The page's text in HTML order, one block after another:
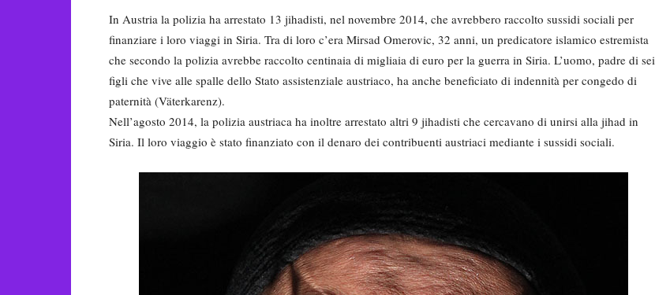
In Austria la polizia ha arrestato 13 jihadisti, nel novembre 2014, che avrebbero raccolto sussidi sociali per
finanziare i loro viaggi in Siria. Tra di loro c’era Mirsad Omerovic, 32 anni, un predicatore islamico estremista
che secondo la polizia avrebbe raccolto centinaia di migliaia di euro per la guerra in Siria. L’uomo, padre di sei
figli che vive alle spalle dello Stato assistenziale austriaco, ha anche beneficiato di indennità per congedo di
paternità (Väterkarenz).
Nell’agosto 2014, la polizia austriaca ha inoltre arrestato altri 9 jihadisti che cercavano di unirsi alla jihad in
Siria. Il loro viaggio è stato finanziato con il denaro dei contribuenti austriaci mediante i sussidi sociali.